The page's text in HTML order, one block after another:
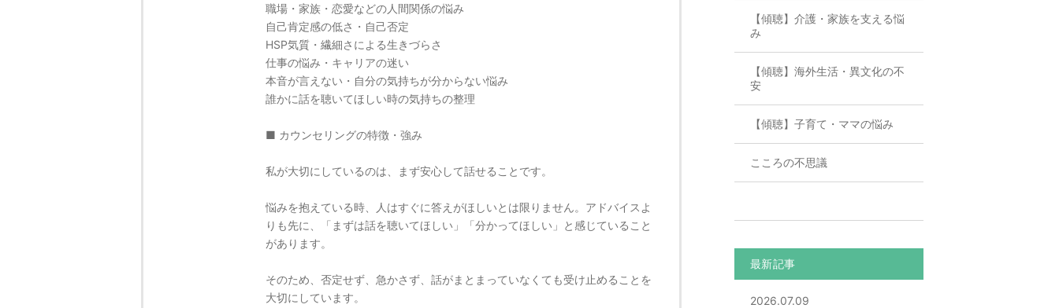
職場・家族・恋愛などの人間関係の悩み
自己肯定感の低さ・自己否定
HSP気質・繊細さによる生きづらさ
仕事の悩み・キャリアの迷い
本音が言えない・自分の気持ちが分からない悩み
誰かに話を聴いてほしい時の気持ちの整理
■ カウンセリングの特徴・強み
私が大切にしているのは、まず安心して話せることです。
悩みを抱えている時、人はすぐに答えがほしいとは限りません。アドバイスよ
りも先に、「まずは話を聴いてほしい」「分かってほしい」と感じていること
があります。
そのため、否定せず、急かさず、話がまとまっていなくても受け止めることを
大切にしています。
【傾聴】介護・家族を支える悩
み
【傾聴】海外生活・異文化の不
安
【傾聴】子育て・ママの悩み
こころの不思議
最新記事
2026.07.09